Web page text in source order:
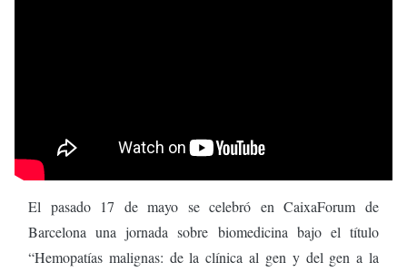
El pasado 17 de mayo se celebró en CaixaForum de
Barcelona una jornada sobre biomedicina bajo el título
“Hemopatías malignas: de la clínica al gen y del gen a la